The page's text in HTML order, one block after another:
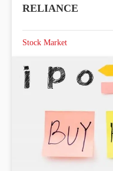
RELIANCE
Stock Market